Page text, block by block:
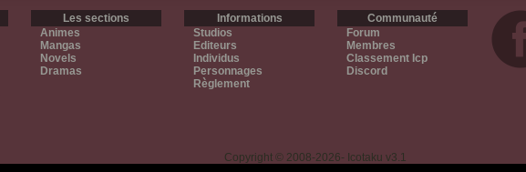
Les sections
Animes
Mangas
Novels
Dramas
Informations
Studios
Editeurs
Individus
Personnages
Règlement
Communauté
Forum
Membres
Classement Icp
Discord
Copyright © 2008-2026- Icotaku v3.1